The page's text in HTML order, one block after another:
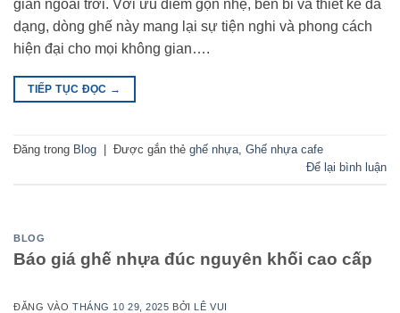
gian ngoài trời. Với ưu điểm gọn nhẹ, bền bỉ và thiết kế đa
dạng, dòng ghế này mang lại sự tiện nghi và phong cách
hiện đại cho mọi không gian….
TIẾP TỤC ĐỌC →
Đăng trong Blog Được gắn thẻ ghế nhựa, Ghế nhựa cafe
Để lại bình luận
BLOG
Báo giá ghế nhựa đúc nguyên khối cao cấp
ĐĂNG VÀOTHÁNG 10 29, 2025 BỞI LÊ VUI